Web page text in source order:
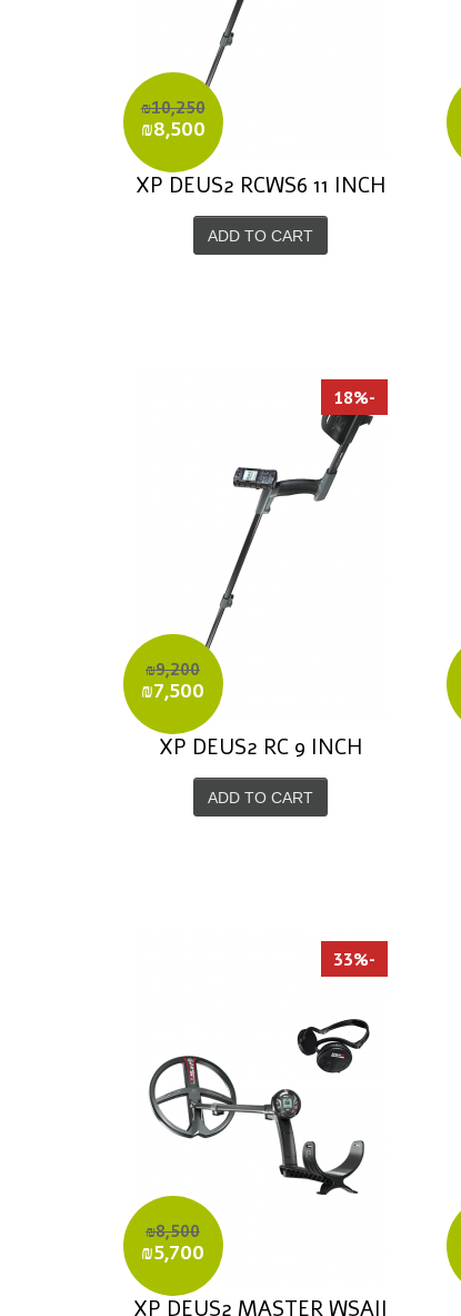
₪10,250
₪8,500
XP DEUS2 RCWS6 11 INCH
ADD TO CART
-18%
₪9,200
₪7,500
XP DEUS2 RC 9 INCH
ADD TO CART
-33%
₪8,500
₪5,700
XP DEUS2 MASTER WSAII